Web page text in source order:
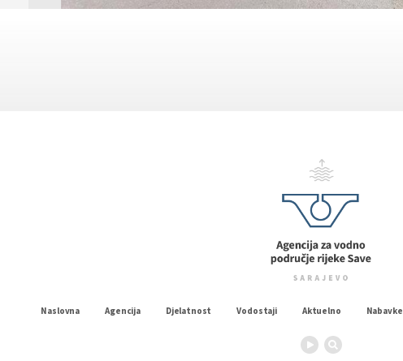
Naslovna Agencija Djelatnost Vodostaji Aktuelno Nabavke